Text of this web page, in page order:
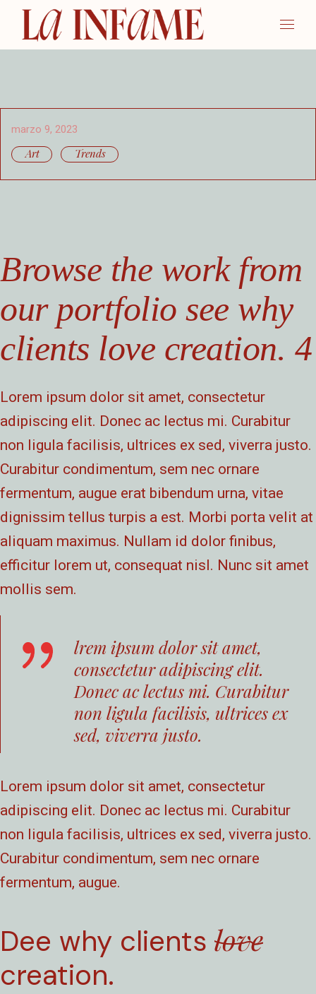
marzo 9, 2023
Art Trends
Browse the work from
our portfolio see why
clients love creation. 4
Lorem ipsum dolor sit amet, consectetur
adipiscing elit. Donec ac lectus mi. Curabitur
non ligula facilisis, ultrices ex sed, viverra justo.
Curabitur condimentum, sem nec ornare
fermentum, augue erat bibendum urna, vitae
dignissim tellus turpis a est. Morbi porta velit at
aliquam maximus. Nullam id dolor finibus,
efficitur lorem ut, consequat nisl. Nunc sit amet
mollis sem.
lrem ipsum dolor sit amet,
consectetur adipiscing elit.
Donec ac lectus mi. Curabitur
non ligula facilisis, ultrices ex
sed, viverra justo.
Lorem ipsum dolor sit amet, consectetur
adipiscing elit. Donec ac lectus mi. Curabitur
non ligula facilisis, ultrices ex sed, viverra justo.
Curabitur condimentum, sem nec ornare
fermentum, augue.
Dee why clients love
creation.